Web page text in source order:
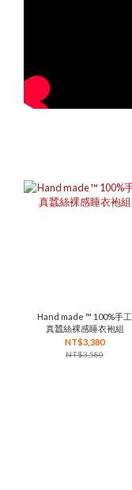
Hand made ™ 100%手工
真蠶絲裸感睡衣袍組
NT$3,380
NT$3,580